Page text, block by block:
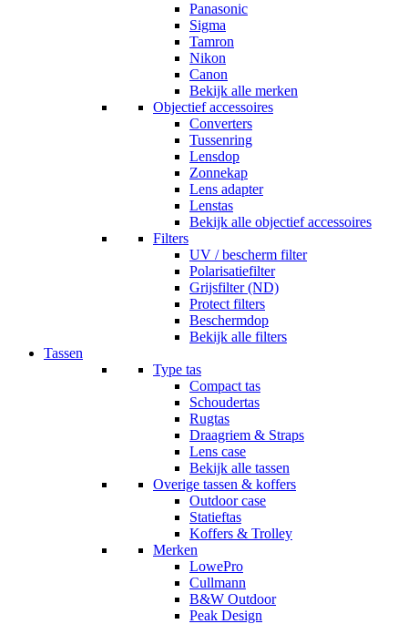
Panasonic
Sigma
Tamron
Nikon
Canon
Bekijk alle merken
Objectief accessoires
Converters
Tussenring
Lensdop
Zonnekap
Lens adapter
Lenstas
Bekijk alle objectief accessoires
Filters
UV / bescherm filter
Polarisatiefilter
Grijsfilter (ND)
Protect filters
Beschermdop
Bekijk alle filters
Tassen
Type tas
Compact tas
Schoudertas
Rugtas
Draagriem & Straps
Lens case
Bekijk alle tassen
Overige tassen & koffers
Outdoor case
Statieftas
Koffers & Trolley
Merken
LowePro
Cullmann
B&W Outdoor
Peak Design